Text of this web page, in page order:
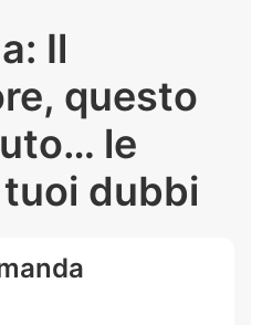
Il
questo
le
dubbi